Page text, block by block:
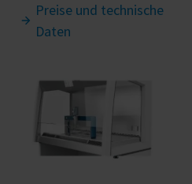
Preise und technische
Daten